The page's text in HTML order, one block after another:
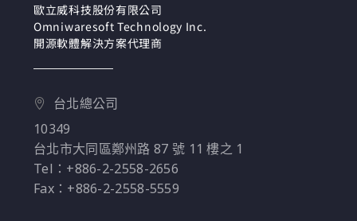
歐立威科技股份有限公司
Omniwaresoft Technology Inc.
開源軟體解決方案代理商
台北總公司
10349
台北市大同區鄭州路 87 號 11 樓之 1
Tel：+886-2-2558-2656
Fax：+886-2-2558-5559